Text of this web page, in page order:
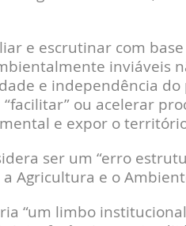
e escrutinar com
inviáveis
e independência
ou acelerar
e expor o
ser um “erro
Agricultura e o
“um limbo